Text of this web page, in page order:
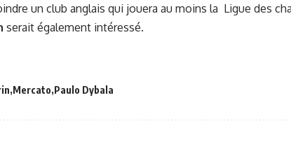
un club anglais qui jouera au moins la Ligue des
serait également intéressé.
Mercato Paulo Dybala